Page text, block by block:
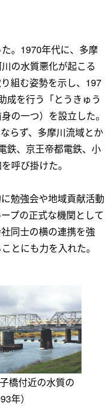
。1970年代に、多摩
の水質悪化が起こる
組む姿勢を示し、197
成を行う「とうきゅう
の一つ）を設立した。
らず、多摩川流域とか
鉄、京王帝都電鉄、小
呼び掛けた。
勉強会や地域貢献活動
プの正式な機関として
同士の横の連携を強
とにも力を入れた。
橋付近の水質の
年）